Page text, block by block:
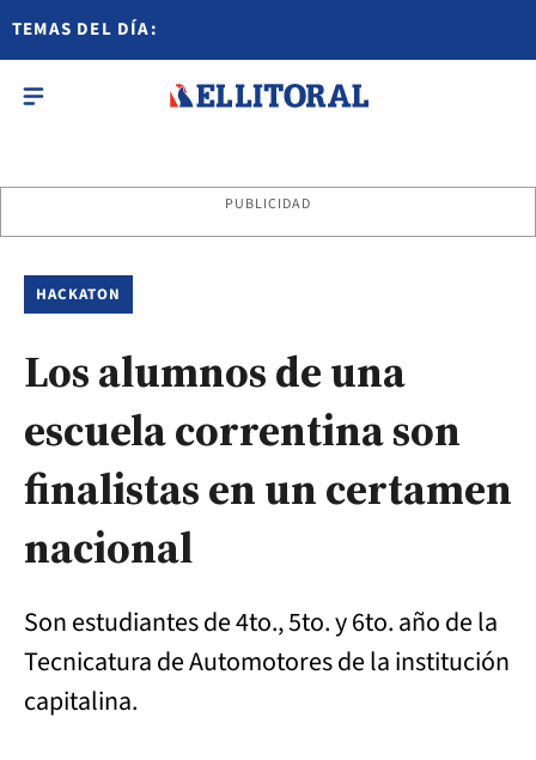
TEMAS DEL DÍA:
PUBLICIDAD
HACKATON
Los alumnos de una
escuela correntina son
finalistas en un certamen
nacional
Son estudiantes de 4to., 5to. y 6to. año de la
Tecnicatura de Automotores de la institución
capitalina.